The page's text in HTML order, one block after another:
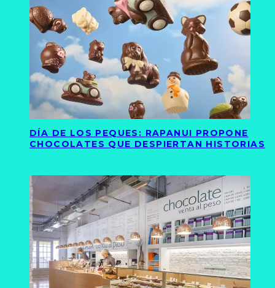
DÍA DE LOS PEQUES: RAPANUI PROPONE
CHOCOLATES QUE DESPIERTAN HISTORIAS